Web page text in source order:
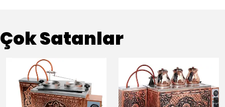
Çok Satanlar